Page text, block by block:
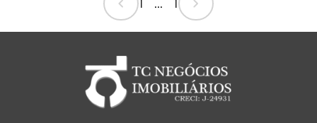
1 ... 1